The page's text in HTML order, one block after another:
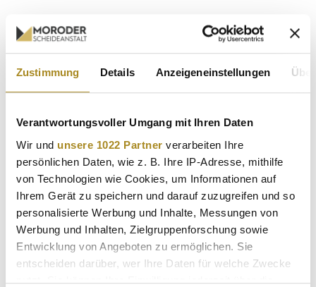
Zustimmung Details Anzeigeneinstellungen
Verantwortungsvoller Umgang mit Ihren Daten
Wir und unsere 1022 Partner verarbeiten Ihre
persönlichen Daten, wie z. B. Ihre IP-Adresse, mithilfe
von Technologien wie Cookies, um Informationen auf
Ihrem Gerät zu speichern und darauf zuzugreifen und so
personalisierte Werbung und Inhalte, Messungen von
Werbung und Inhalten, Zielgruppenforschung sowie
Entwicklung von Angeboten zu ermöglichen. Sie
entscheiden darüber, wer Ihre Daten für welche Zwecke
nutzt. Sie können Ihre Einwilligung jederzeit über die
Goldbarren verkaufen Köln: Mit uns auf der
sicheren Seite
Der Goldbarren Ankauf in Köln ist bei uns mehr als nur ein
Geschäft – es ist eine Vertrauensbeziehung. Mit uns, der
erfahrenen Partner mit ausgezeichneter Reputation. Ganz
gleich, ob Sie Gold als Anlage gehalten haben, eine
möchten: Wenn Sie Goldbarren verkaufen in Köln, sind wir Ihr
diskreter Ansprechpartner.
Ankauf von Edelmetall – sicher, transparent und bequem
Wenn Sie Gold und Silber, Platin oder Palladium verkaufen